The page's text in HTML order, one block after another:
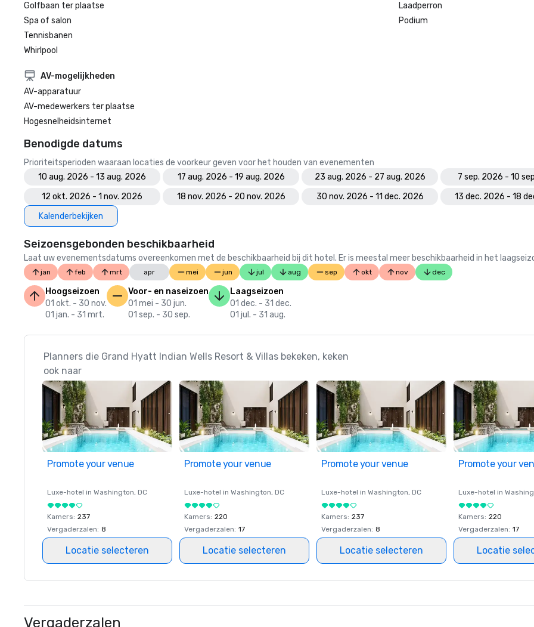
Golfbaan ter plaatse
Spa of salon
Tennisbanen
Whirlpool
Laadperron
Podium
AV-mogelijkheden
AV-apparatuur
AV-medewerkers ter plaatse
Hogesnelheidsinternet
Benodigde datums
Prioriteitsperioden waaraan locaties de voorkeur geven voor het houden van evenementen
10 aug. 2026 - 13 aug. 2026
17 aug. 2026 - 19 aug. 2026 23 aug. 2026 - 27 aug. 2026
7 sep. 2026 - 10
12 okt. 2026 - 1 nov. 2026
18 nov. 2026 - 20 nov. 2026 30 nov. 2026 - 11 dec. 2026
13 dec. 2026 - 18
Kalenderbekijken
Seizoensgebonden beschikbaarheid
Laat uw evenementsdatums overeenkomen met de beschikbaarheid bij dit hotel. Er is meestal meer beschikbaarheid in het
jan feb mrt apr mei jun jul aug sep okt nov dec
Hoogseizoen
01 okt. - 30 nov.
01 jan. - 31 mrt.
Voor- en naseizoen
01 mei - 30 jun.
01 sep. - 30 sep.
Laagseizoen
01 dec. - 31 dec.
01 jul. - 31 aug.
Planners die Grand Hyatt Indian Wells Resort & Villas bekeken, keken
ook naar
Promote your venue
Luxe-hotel in Washington, DC
Kamers: 237
Vergaderzalen: 8
Locatie selecteren
Promote your venue
Luxe-hotel in Washington, DC
Kamers: 220
Vergaderzalen: 17
Locatie selecteren
Promote your venue
Luxe-hotel in Washington, DC
Kamers: 237
Vergaderzalen: 8
Locatie selecteren
Promote your
Luxe-hotel in
Kamers: 220
Vergaderzalen: 17
Locatie
Vergaderzalen